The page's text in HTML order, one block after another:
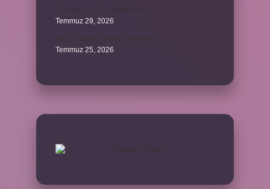
Temmuz 29, 2026
Temmuz 25, 2026